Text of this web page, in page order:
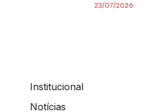
23/07/2026
Institucional
Notícias